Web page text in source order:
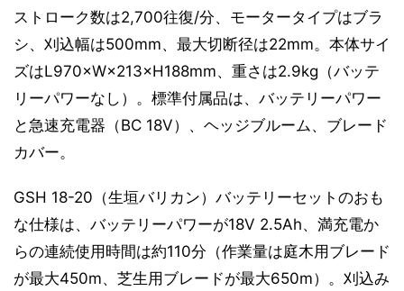
ストローク数は2,700往復/分、モータータイプはブラ
シ、刈込幅は500mm、最大切断径は22mm。本体サイ
ズはL970×W×213×H188mm、重さは2.9kg（バッテ
リーパワーなし）。標準付属品は、バッテリーパワー
と急速充電器（BC 18V）、ヘッジブルーム、ブレード
カバー。
GSH 18-20（生垣バリカン）バッテリーセットのおも
な仕様は、バッテリーパワーが18V 2.5Ah、満充電か
らの連続使用時間は約110分（作業量は庭木用ブレード
が最大450m、芝生用ブレードが最大650m）。刈込み